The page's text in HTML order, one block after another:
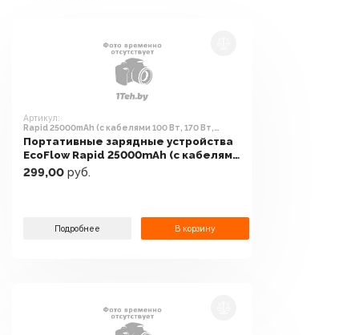
Артикул:
Rapid 25000mAh (с кабелями 100 Вт, 170 Вт,
зеленый)
Портативные зарядные устройства
EcoFlow Rapid 25000mAh (с кабелями
100 Вт, 170 Вт, зеленый)
299,00 руб.
Подробнее В корзину